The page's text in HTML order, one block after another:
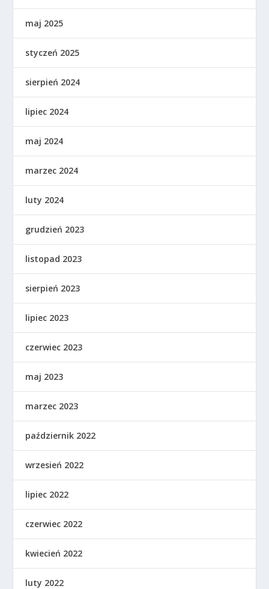
maj 2025
styczeń 2025
sierpień 2024
lipiec 2024
maj 2024
marzec 2024
luty 2024
grudzień 2023
listopad 2023
sierpień 2023
lipiec 2023
czerwiec 2023
maj 2023
marzec 2023
październik 2022
wrzesień 2022
lipiec 2022
czerwiec 2022
kwiecień 2022
luty 2022